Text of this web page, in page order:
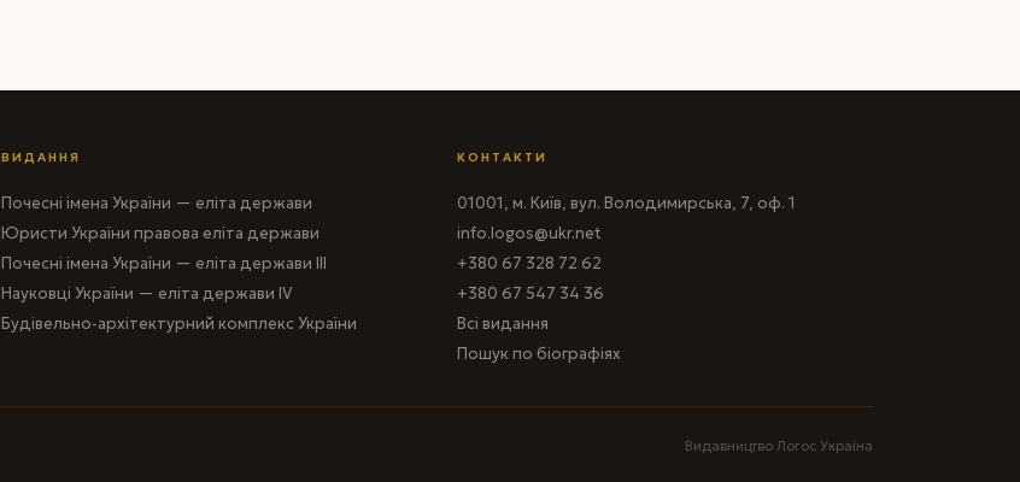
ВИДАННЯ
Почесні імена України — еліта держави
Юристи України правова еліта держави
Почесні імена України — еліта держави III
Науковці України — еліта держави IV
Будівельно-архітектурний комплекс України
КОНТАКТИ
01001, м. Київ, вул. Володимирська, 7, оф. 1
info.logos@ukr.net
+380 67 328 72 62
+380 67 547 34 36
Всі видання
Пошук по біографіях
Видавництво Логос Україна